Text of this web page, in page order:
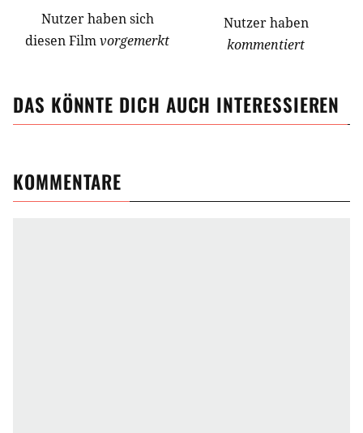
Nutzerhabensich
diesen Filmvorgemerkt
Nutzer haben
kommentiert
DAS KÖNNTE DICH AUCH INTERESSIEREN
KOMMENTARE